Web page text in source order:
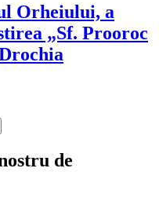
Orheiului, a
„Sf. Prooroc
de